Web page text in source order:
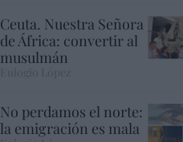
Ceuta. Nuestra Señora
de África: convertir al
musulmán
No perdamos el norte:
la emigración es mala